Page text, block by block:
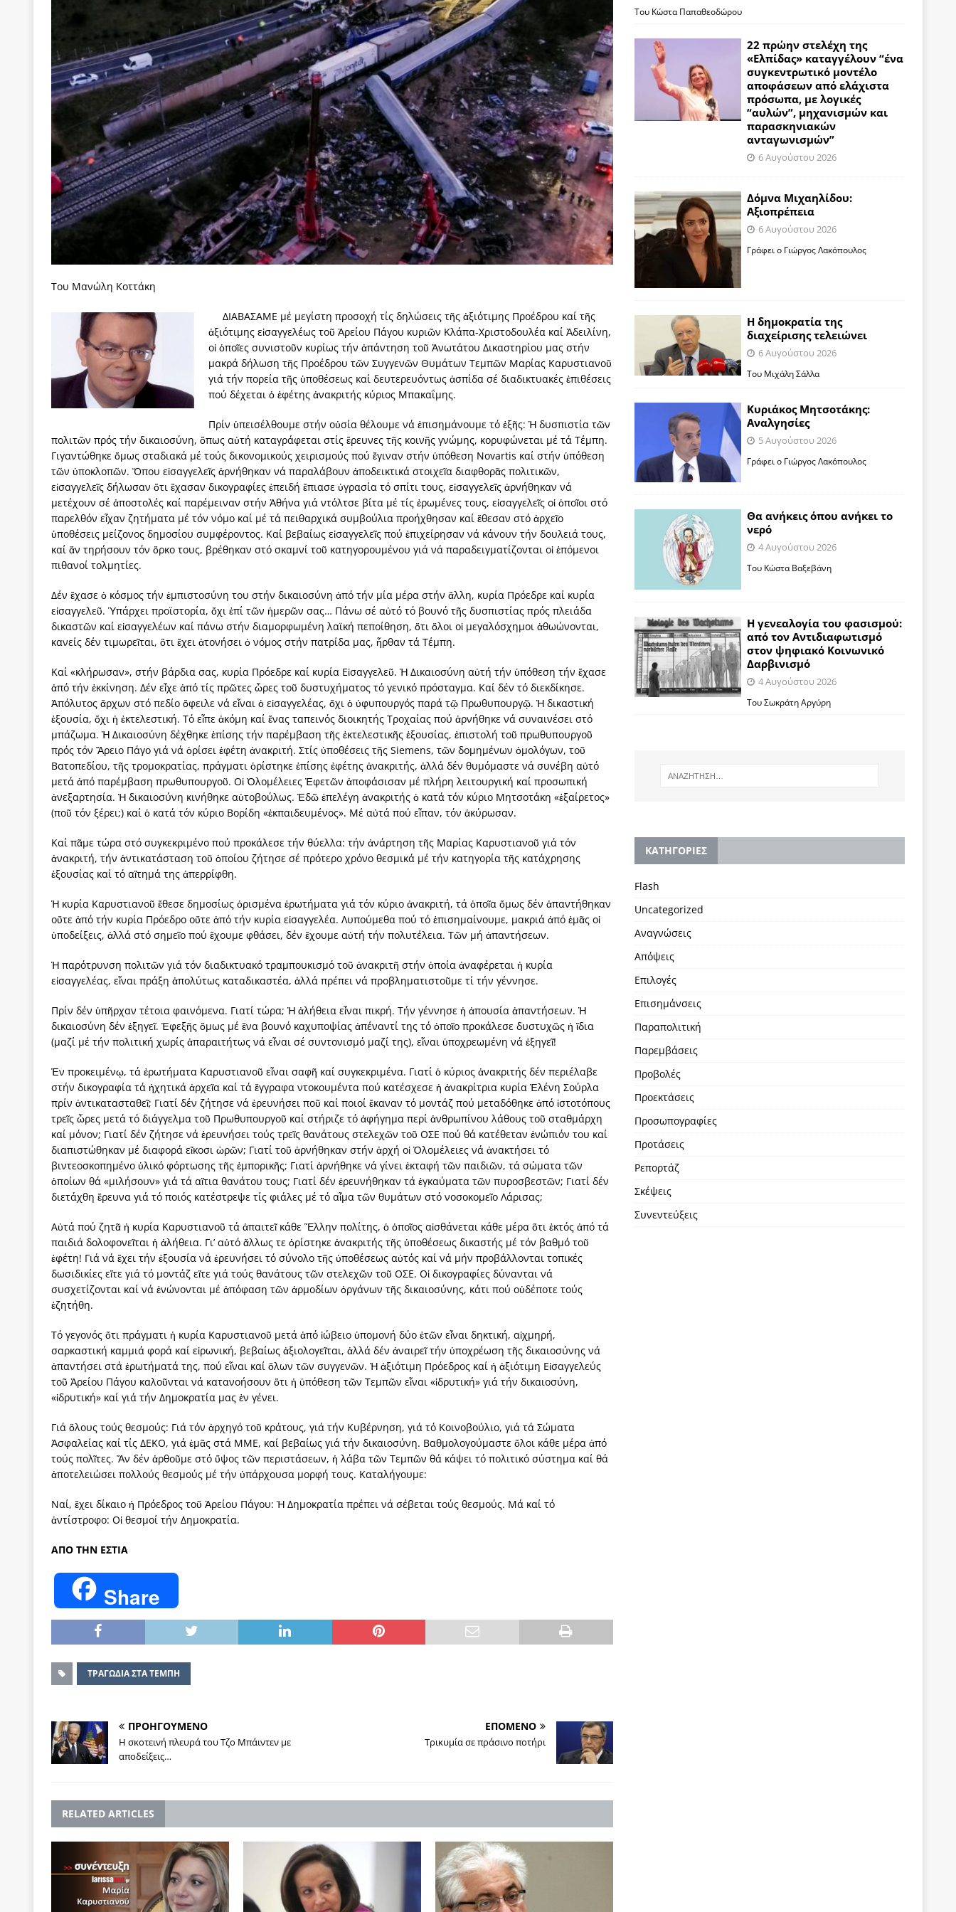
Μακάριος Λαζαρίδης: Έργο!
ΠΡΟΣΩΠΟΓΡΑΦΙΕΣ
[ 6 Αυγούστου 2026 ] Το μεγάλο «ριφιφί» του Ταμείου Ανάκαμψης: Κυβερνητική απληστία και αντιπολιτευτική αφασία
ΑΠΟΨΕΙΣ
[ 6 Αυγούστου 2026 ] 22 πρώην στελέχη της «Ελπίδας» καταγγέλουν “ένα συγκεντρωτικό μοντέλο αποφάσεων από
ελάχιστα πρόσωπα, με λογικές “αυλών”, μηχανισμών και παρασκηνιακών ανταγωνισμών”
ΣΚΕΨΕΙΣ
[ 6 Αυγούστου 2026 ] Δόμνα Μιχαηλίδου: Αξιοπρέπεια
ΠΡΟΒΟΛΕΣ
[ 6 Αυγούστου 2026 ] Η δημοκρατία της διαχείρισης τελειώνει
ΠΑΡΕΜΒΑΣΕΙΣ
[ 5 Αυγούστου 2026 ]
Κυριάκος Μητσοτάκης: Αναλγησίες
ΠΡΟΒΟΛΕΣ
[ 4 Αυγούστου 2026 ] Θα ανήκεις όπου ανήκει το νερό
ΑΝΑΓΝΩΣΕΙΣ
[ 4 Αυγούστου 2026 ] Η γενεαλογία του φασισμού: από τον Αντιδιαφωτισμό στον ψηφιακό Κοινωνικό Δαρβινισμό
ΠΑΡΕΜΒΑΣΕΙΣ
[ 4 Αυγούστου 2026 ]
[ 4 Αυγούστου 2026 ]
Τα γεγονότα της Τηλλυρίας και το Σχέδιο Άτσεσον
ΑΠΟΨΕΙΣ
[ 4 Αυγούστου 2026 ]
Tηλεοπτικοί “Mega-Fiers”…
ΑΠΟΨΕΙΣ
[ 4 Αυγούστου 2026 ]
Κώστας Τσουκαλάς: Αντιπολίτευση
ΠΡΟΒΟΛΕΣ
[ 4 Αυγούστου 2026 ]
ΕΠΙΛΟΓΕΣ
[ 3 Αυγούστου 2026 ] Η ελευθεροτυπία δεν απειλείται και δεν εκβιάζεται
ΠΑΡΕΜΒΑΣΕΙΣ
[ 3 Αυγούστου 2026 ] ΠΑΣΟΚ ή ΕΛ.ΑΣ.; Γιατί η μάχη της δεύτερης θέσης είναι (πολύ) ανοιχτή ακόμη. Προς αναμέτρηση
των δύο κομμάτων και όχι Ανδρουλάκη -Τσίπρα.
ΑΠΟΨΕΙΣ
Του Μανώλη Κοττάκη
ΔΙΑΒΑΣΑΜΕ μέ μεγίστη προσοχή τίς δηλώσεις τῆς ἀξιότιμης Προέδρου καί τῆς
ἀξιότιμης εἰσαγγελέως τοῦ Ἀρείου Πάγου κυριῶν Κλάπα-Χριστοδουλέα καί Ἀδειλίνη,
οἱ ὁποῖες συνιστοῦν κυρίως τήν ἀπάντηση τοῦ Ἀνωτάτου Δικαστηρίου μας στήν
μακρά δήλωση τῆς Προέδρου τῶν Συγγενῶν Θυμάτων Τεμπῶν Μαρίας Καρυστιανοῦ
γιά τήν πορεία τῆς ὑποθέσεως καί δευτερευόντως ἀσπίδα σέ διαδικτυακές ἐπιθέσεις
πού δέχεται ὁ ἐφέτης ἀνακριτής κύριος Μπακαΐμης.
Πρίν ὑπεισέλθουμε στήν οὐσία θέλουμε νά ἐπισημάνουμε τό ἑξῆς: Ἡ δυσπιστία τῶν
πολιτῶν πρός τήν δικαιοσύνη, ὅπως αὐτή καταγράφεται στίς ἔρευνες τῆς κοινῆς γνώμης, κορυφώνεται μέ τά Τέμπη.
Γιγαντώθηκε ὅμως σταδιακά μέ τούς δικονομικούς χειρισμούς πού ἔγιναν στήν ὑπόθεση Novartis καί στήν ὑπόθεση
τῶν ὑποκλοπῶν. Ὅπου εἰσαγγελεῖς ἀρνήθηκαν νά παραλάβουν ἀποδεικτικά στοιχεῖα διαφθορᾶς πολιτικῶν,
εἰσαγγελεῖς δήλωσαν ὅτι ἔχασαν δικογραφίες ἐπειδή ἔπιασε ὑγρασία τό σπίτι τους, εἰσαγγελεῖς ἀρνήθηκαν νά
μετέχουν σέ ἀποστολές καί παρέμειναν στήν Ἀθήνα γιά ντόλτσε βίτα μέ τίς ἐρωμένες τους, εἰσαγγελεῖς οἱ ὁποῖοι στό
παρελθόν εἶχαν ζητήματα μέ τόν νόμο καί μέ τά πειθαρχικά συμβούλια προήχθησαν καί ἔθεσαν στό ἀρχεῖο
ὑποθέσεις μείζονος δημοσίου συμφέροντος. Καί βεβαίως εἰσαγγελεῖς πού ἐπιχείρησαν νά κάνουν τήν δουλειά τους,
καί ἄν τηρήσουν τόν ὅρκο τους, βρέθηκαν στό σκαμνί τοῦ κατηγορουμένου γιά νά παραδειγματίζονται οἱ ἑπόμενοι
πιθανοί τολμητίες.
Δέν ἔχασε ὁ κόσμος τήν ἐμπιστοσύνη του στήν δικαιοσύνη ἀπό τήν μία μέρα στήν ἄλλη, κυρία Πρόεδρε καί κυρία
εἰσαγγελεῦ. Ὑπάρχει προϊστορία, ὄχι ἐπί τῶν ἡμερῶν σας… Πάνω σέ αὐτό τό βουνό τῆς δυσπιστίας πρός πλειάδα
δικαστῶν καί εἰσαγγελέων καί πάνω στήν διαμορφωμένη λαϊκή πεποίθηση, ὅτι ὅλοι οἱ μεγαλόσχημοι ἀθωώνονται,
κανείς δέν τιμωρεῖται, ὅτι ἔχει ἀτονήσει ὁ νόμος στήν πατρίδα μας, ἦρθαν τά Τέμπη.
Καί «κλήρωσαν», στήν βάρδια σας, κυρία Πρόεδρε καί κυρία Εἰσαγγελεῦ. Ἡ Δικαιοσύνη αὐτή τήν ὑπόθεση τήν ἔχασε
ἀπό τήν ἐκκίνηση. Δέν εἶχε ἀπό τίς πρῶτες ὧρες τοῦ δυστυχήματος τό γενικό πρόσταγμα. Καί δέν τό διεκδίκησε.
Ἀπόλυτος ἄρχων στό πεδίο ὄφειλε νά εἶναι ὁ εἰσαγγελέας, ὄχι ὁ ὑφυπουργός παρά τῷ Πρωθυπουργῷ. Ἡ δικαστική
ἐξουσία, ὄχι ἡ ἐκτελεστική. Τό εἶπε ἀκόμη καί ἕνας ταπεινός διοικητής Τροχαίας πού ἀρνήθηκε νά συναινέσει στό
μπάζωμα. Ἡ Δικαιοσύνη δέχθηκε ἐπίσης τήν παρέμβαση τῆς ἐκτελεστικῆς ἐξουσίας, ἐπιστολή τοῦ πρωθυπουργοῦ
πρός τόν Ἄρειο Πάγο γιά νά ὁρίσει ἐφέτη ἀνακριτή. Στίς ὑποθέσεις τῆς Siemens, τῶν δομημένων ὁμολόγων, τοῦ
Βατοπεδίου, τῆς τρομοκρατίας, πράγματι ὁρίστηκε ἐπίσης ἐφέτης ἀνακριτής, ἀλλά δέν θυμόμαστε νά συνέβη αὐτό
μετά ἀπό παρέμβαση πρωθυπουργοῦ. Οἱ Ὁλομέλειες Ἐφετῶν ἀποφάσισαν μέ πλήρη λειτουργική καί προσωπική
ἀνεξαρτησία. Ἡ δικαιοσύνη κινήθηκε αὐτοβούλως. Ἐδῶ ἐπελέγη ἀνακριτής ὁ κατά τόν κύριο Μητσοτάκη «ἐξαίρετος»
(ποῦ τόν ξέρει;) καί ὁ κατά τόν κύριο Βορίδη «ἐκπαιδευμένος». Μέ αὐτά πού εἶπαν, τόν ἀκύρωσαν.
Καί πᾶμε τώρα στό συγκεκριμένο πού προκάλεσε τήν θύελλα: τήν ἀνάρτηση τῆς Μαρίας Καρυστιανοῦ γιά τόν
ἀνακριτή, τήν ἀντικατάσταση τοῦ ὁποίου ζήτησε σέ πρότερο χρόνο θεσμικά μέ τήν κατηγορία τῆς κατάχρησης
ἐξουσίας καί τό αἴτημά της ἀπερρίφθη.
Ἡ κυρία Καρυστιανοῦ ἔθεσε δημοσίως ὁρισμένα ἐρωτήματα γιά τόν κύριο ἀνακριτή, τά ὁποῖα ὅμως δέν ἀπαντήθηκαν
οὔτε ἀπό τήν κυρία Πρόεδρο οὔτε ἀπό τήν κυρία εἰσαγγελέα. Λυπούμεθα πού τό ἐπισημαίνουμε, μακριά ἀπό ἐμᾶς οἱ
ὑποδείξεις, ἀλλά στό σημεῖο πού ἔχουμε φθάσει, δέν ἔχουμε αὐτή τήν πολυτέλεια. Τῶν μή ἀπαντήσεων.
Ἡ παρότρυνση πολιτῶν γιά τόν διαδικτυακό τραμπουκισμό τοῦ ἀνακριτῆ στήν ὁποία ἀναφέρεται ἡ κυρία
εἰσαγγελέας, εἶναι πράξη ἀπολύτως καταδικαστέα, ἀλλά πρέπει νά προβληματιστοῦμε τί τήν γέννησε.
Πρίν δέν ὑπῆρχαν τέτοια φαινόμενα. Γιατί τώρα; Ἡ ἀλήθεια εἶναι πικρή. Τήν γέννησε ἡ ἀπουσία ἀπαντήσεων. Ἡ
δικαιοσύνη δέν ἐξηγεῖ. Ἐφεξῆς ὅμως μέ ἕνα βουνό καχυποψίας ἀπέναντί της τό ὁποῖο προκάλεσε δυστυχῶς ἡ ἴδια
(μαζί μέ τήν πολιτική χωρίς ἀπαραιτήτως νά εἶναι σέ συντονισμό μαζί της), εἶναι ὑποχρεωμένη νά ἐξηγεῖ!
Ἐν προκειμένῳ, τά ἐρωτήματα Καρυστιανοῦ εἶναι σαφῆ καί συγκεκριμένα. Γιατί ὁ κύριος ἀνακριτής δέν περιέλαβε
στήν δικογραφία τά ἠχητικά ἀρχεῖα καί τά ἔγγραφα ντοκουμέντα πού κατέσχεσε ἡ ἀνακρίτρια κυρία Ἑλένη Σούρλα
πρίν ἀντικατασταθεῖ; Γιατί δέν ζήτησε νά ἐρευνήσει ποῦ καί ποιοί ἔκαναν τό μοντάζ πού μεταδόθηκε ἀπό ἱστοτόπους
τρεῖς ὧρες μετά τό διάγγελμα τοῦ Πρωθυπουργοῦ καί στήριζε τό ἀφήγημα περί ἀνθρωπίνου λάθους τοῦ σταθμάρχη
καί μόνον; Γιατί δέν ζήτησε νά ἐρευνήσει τούς τρεῖς θανάτους στελεχῶν τοῦ ΟΣΕ πού θά κατέθεταν ἐνώπιόν του καί
διαπιστώθηκαν μέ διαφορά εἴκοσι ὡρῶν; Γιατί τοῦ ἀρνήθηκαν στήν ἀρχή οἱ Ὁλομέλειες νά ἀνακτήσει τό
βιντεοσκοπημένο ὑλικό φόρτωσης τῆς ἐμπορικῆς; Γιατί ἀρνήθηκε νά γίνει ἐκταφή τῶν παιδιῶν, τά σώματα τῶν
ὁποίων θά «μιλήσουν» γιά τά αἴτια θανάτου τους; Γιατί δέν ἐρευνήθηκαν τά ἐγκαύματα τῶν πυροσβεστῶν; Γιατί δέν
διετάχθη ἔρευνα γιά τό ποιός κατέστρεψε τίς φιάλες μέ τό αἷμα τῶν θυμάτων στό νοσοκομεῖο Λάρισας;
Αὐτά πού ζητᾶ ἡ κυρία Καρυστιανοῦ τά ἀπαιτεῖ κάθε Ἕλλην πολίτης, ὁ ὁποῖος αἰσθάνεται κάθε μέρα ὅτι ἐκτός ἀπό τά
παιδιά δολοφονεῖται ἡ ἀλήθεια. Γι’ αὐτό ἄλλως τε ὁρίστηκε ἀνακριτής τῆς ὑποθέσεως δικαστής μέ τόν βαθμό τοῦ
ἐφέτη! Γιά νά ἔχει τήν ἐξουσία νά ἐρευνήσει τό σύνολο τῆς ὑποθέσεως αὐτός καί νά μήν προβάλλονται τοπικές
δωσιδικίες εἴτε γιά τό μοντάζ εἴτε γιά τούς θανάτους τῶν στελεχῶν τοῦ ΟΣΕ. Οἱ δικογραφίες δύνανται νά
συσχετίζονται καί νά ἑνώνονται μέ ἀπόφαση τῶν ἁρμοδίων ὀργάνων τῆς δικαιοσύνης, κάτι πού οὐδέποτε τούς
ἐζητήθη.
Τό γεγονός ὅτι πράγματι ἡ κυρία Καρυστιανοῦ μετά ἀπό ἰώβειο ὑπομονή δύο ἐτῶν εἶναι δηκτική, αἰχμηρή,
σαρκαστική καμμιά φορά καί εἰρωνική, βεβαίως ἀξιολογεῖται, ἀλλά δέν ἀναιρεῖ τήν ὑποχρέωση τῆς δικαιοσύνης νά
ἀπαντήσει στά ἐρωτήματά της, πού εἶναι καί ὅλων τῶν συγγενῶν. Ἡ ἀξιότιμη Πρόεδρος καί ἡ ἀξιότιμη Εἰσαγγελεύς
τοῦ Ἀρείου Πάγου καλοῦνται νά κατανοήσουν ὅτι ἡ ὑπόθεση τῶν Τεμπῶν εἶναι «ἱδρυτική» γιά τήν δικαιοσύνη,
«ἱδρυτική» καί γιά τήν Δημοκρατία μας ἐν γένει.
Γιά ὅλους τούς θεσμούς: Γιά τόν ἀρχηγό τοῦ κράτους, γιά τήν Κυβέρνηση, γιά τό Κοινοβούλιο, γιά τά Σώματα
Ἀσφαλείας καί τίς ΔΕΚΟ, γιά ἐμᾶς στά ΜΜΕ, καί βεβαίως γιά τήν δικαιοσύνη. Βαθμολογούμαστε ὅλοι κάθε μέρα ἀπό
τούς πολῖτες. Ἄν δέν ἀρθοῦμε στό ὕψος τῶν περιστάσεων, ἡ λάβα τῶν Τεμπῶν θά κάψει τό πολιτικό σύστημα καί θά
ἀποτελειώσει πολλούς θεσμούς μέ τήν ὑπάρχουσα μορφή τους. Καταλήγουμε:
Ναί, ἔχει δίκαιο ἡ Πρόεδρος τοῦ Ἀρείου Πάγου: Ἡ Δημοκρατία πρέπει νά σέβεται τούς θεσμούς. Μά καί τό
ἀντίστροφο: Οἱ θεσμοί τήν Δημοκρατία.
ΑΠΟ ΤΗΝ ΕΣΤΙΑ
Share
ΤΡΑΓΩΔΙΑ ΣΤΑ ΤΕΜΠΗ
ΠΡΟΗΓΟΥΜΕΝΟ
Η σκοτεινή πλευρά του Τζο Μπάιντεν με
αποδείξεις…
ΕΠΟΜΕΝΟ
Τρικυμία σε πράσινο ποτήρι
RELATED ARTICLES
Του Κώστα Παπαθεοδώρου
22 πρώην στελέχη της
«Ελπίδας» καταγγέλουν “ένα
συγκεντρωτικό μοντέλο
αποφάσεων από ελάχιστα
πρόσωπα, με λογικές
“αυλών”, μηχανισμών και
παρασκηνιακών
ανταγωνισμών”
6 Αυγούστου 2026
Δόμνα Μιχαηλίδου:
Αξιοπρέπεια
6 Αυγούστου 2026
Γράφει ο Γιώργος Λακόπουλος
Η δημοκρατία της
διαχείρισης τελειώνει
6 Αυγούστου 2026
Του Μιχάλη Σάλλα
Κυριάκος Μητσοτάκης:
Αναλγησίες
5 Αυγούστου 2026
Γράφει ο Γιώργος Λακόπουλος
Θα ανήκεις όπου ανήκει το
νερό
4 Αυγούστου 2026
Του Κώστα Βαξεβάνη
Η γενεαλογία του φασισμού:
από τον Αντιδιαφωτισμό
στον ψηφιακό Κοινωνικό
Δαρβινισμό
4 Αυγούστου 2026
Του Σωκράτη Αργύρη
KΑΤΗΓΟΡΙΕΣ
Flash
Uncategorized
Αναγνώσεις
Απόψεις
Επιλογές
Επισημάνσεις
Παραπολιτική
Παρεμβάσεις
Προβολές
Προεκτάσεις
Προσωπογραφίες
Προτάσεις
Ρεπορτάζ
Σκέψεις
Συνεντεύξεις